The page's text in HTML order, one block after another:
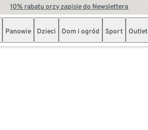
10% rabatu przy zapisie do Newslettera
Panowie Dzieci Dom i ogród Sport Outlet